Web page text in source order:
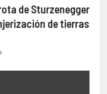
de Sturzenegger
de tierras